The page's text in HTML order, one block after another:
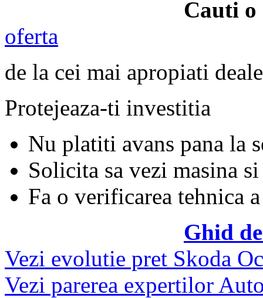
Cauti o
oferta
de la cei mai apropiati
Protejeaza-ti investitia
Nu platiti avans pana la
Solicita sa vezi masina si
Fa o verificarea tehnica
Ghid
Vezi evolutie pret Skoda
Vezi parerea expertilor